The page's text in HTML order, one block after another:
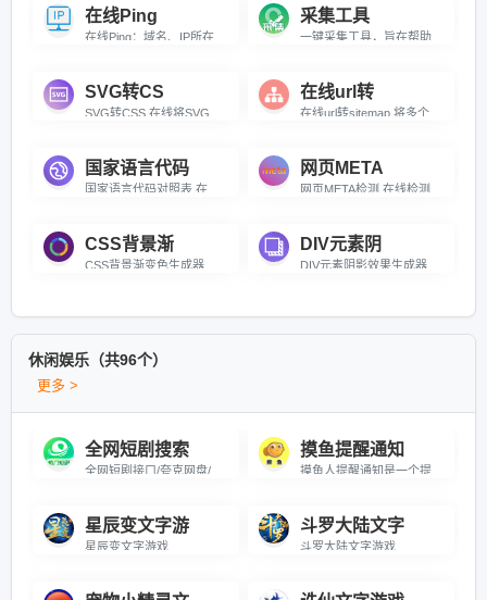
在线Ping
在线Ping：域名、IP所在地查询
采集工具
一键采集工具，旨在帮助用户轻松地从源站获取内容。用户可以自定义采集规则、目标网址、超时时间和User Agent，只需点击一键采集按钮即可完成操作。QueryList的优势在于其简洁的前端语言，使得即使不懂复杂的编程技术的用户也能轻松编写采集规则。此外，该页面还提供了采集规则和源站信息的提交功能，将它们存储在数据库中，并生成一个共享的采集规则列表，以便其他用户也可以从中受益，提升各自的技术水平。
SVG转CS 在线url转
在线url转sitemap 将多个url转为sitemap网站地图
国家语言代码
国家语言代码对照表 在线查询各国语言对应的代码
网页META
CSS背景渐 DIV元素阴
休闲娱乐（共96个）
更多 >
全网短剧搜索
全网短剧接口/夸克网盘/基本上所有的都能搜索到
摸鱼提醒通知
摸鱼人提醒通知是一个提供“摸鱼”提示和建议的网站。我们相信，在工作或学习中适当地放松和摸鱼，可以缓解压力、调节心态，并提高工作效率和学习效果。因此，我们为用户提供各种有趣的“摸鱼”方式和建议，并鼓励用户在工作间隙适度地放松和摸鱼。同时，我们也提供了一些实用的工具和资源，帮助用户更好地管理和规划自己的工作和生活。无论你是工作狂人还是学霸，都可以在摸鱼人通知网站中找到适合自己的“摸鱼”方式和建议。
星辰变文字游
星辰变文字游戏
斗罗大陆文字
斗罗大陆文字游戏